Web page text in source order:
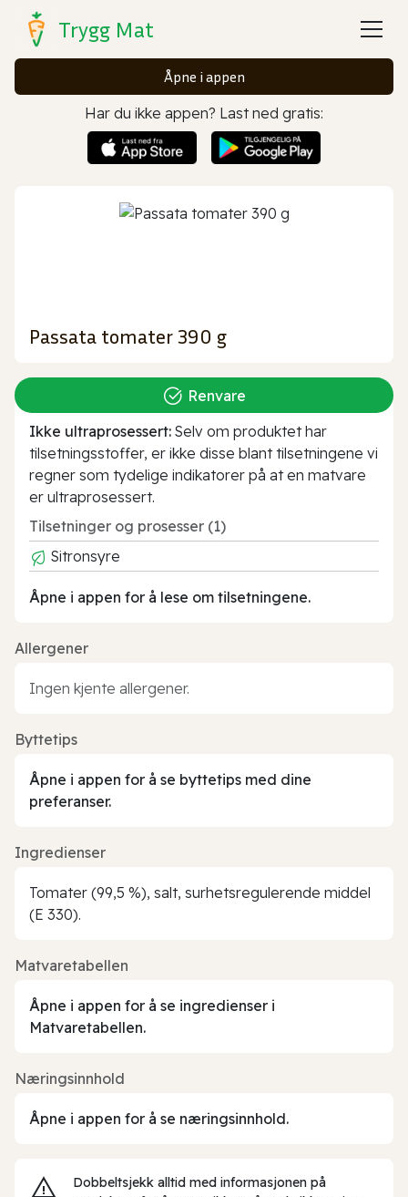
Trygg Mat
Åpne i appen
Har du ikke appen? Last ned gratis:
Passata tomater 390 g
Renvare
Ikke ultraprosessert: Selv om produktet har
tilsetningsstoffer, er ikke disse blant tilsetningene vi
regner som tydelige indikatorer på at en matvare
er ultraprosessert.
Tilsetninger og prosesser (1)
Sitronsyre
Åpne i appen for å lese om tilsetningene.
Allergener
Ingen kjente allergener.
Byttetips
Åpne i appen for å se byttetips med dine
preferanser.
Ingredienser
Tomater (99,5 %), salt, surhetsregulerende middel
(E 330).
Matvaretabellen
Åpne i appen for å se ingredienser i
Matvaretabellen.
Næringsinnhold
Åpne i appen for å se næringsinnhold.
Dobbeltsjekk alltid med informasjonen på